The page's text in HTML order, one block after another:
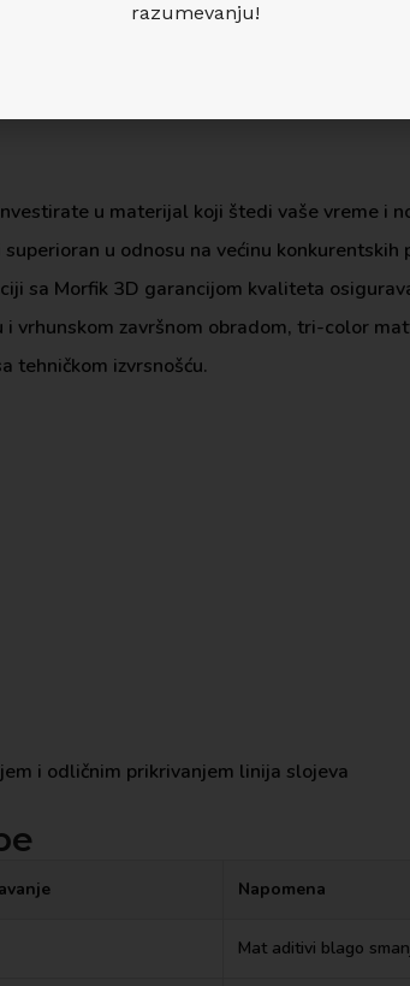
(articulated models) jer pokretni delovi
gde prirodni tonovi verno simuliraju
radove ili prodaju putem online platformi.
u materijal koji štedi vaše vreme i
u odnosu na većinu
sa Morfik 3D garancijom kvaliteta
vrhunskom završnom obradom, tri-color
tehničkom izvrsnošću.
i odličnim prikrivanjem linija slojeva
Napomena
Mat aditivi blago
razumevanju!